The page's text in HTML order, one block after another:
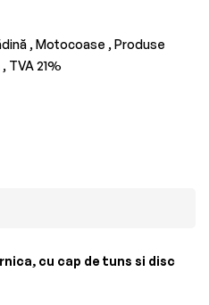
, Motocoase , Produse
TVA 21%
cu cap de tuns si disc